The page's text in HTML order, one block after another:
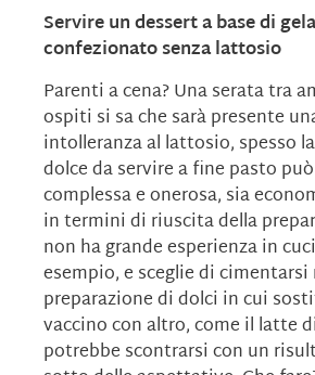
Servire un dessert a base di
confezionato senza lattosio
Parenti a cena? Una serata tra
ospiti si sa che sarà presente
intolleranza al lattosio, spesso
dolce da servire a fine pasto
complessa e onerosa, sia
in termini di riuscita della
non ha grande esperienza in
esempio, e sceglie di cimentarsi
preparazione di dolci in cui
vaccino con altro, come il latte
potrebbe scontrarsi con un